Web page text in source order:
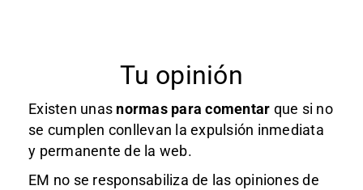
Tu opinión
Existen unas normas para comentar que si no
se cumplen conllevan la expulsión inmediata
y permanente de la web.
EM no se responsabiliza de las opiniones de